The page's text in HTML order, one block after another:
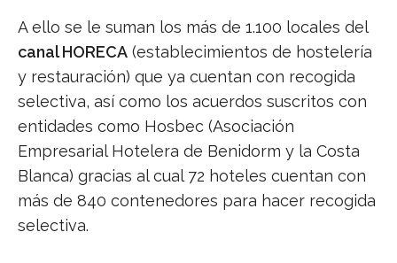
A ello se le suman los más de 1.100 locales del
canal HORECA (establecimientos de hostelería
y restauración) que ya cuentan con recogida
selectiva, así como los acuerdos suscritos con
entidades como Hosbec (Asociación
Empresarial Hotelera de Benidorm y la Costa
Blanca) gracias al cual 72 hoteles cuentan con
más de 840 contenedores para hacer recogida
selectiva.